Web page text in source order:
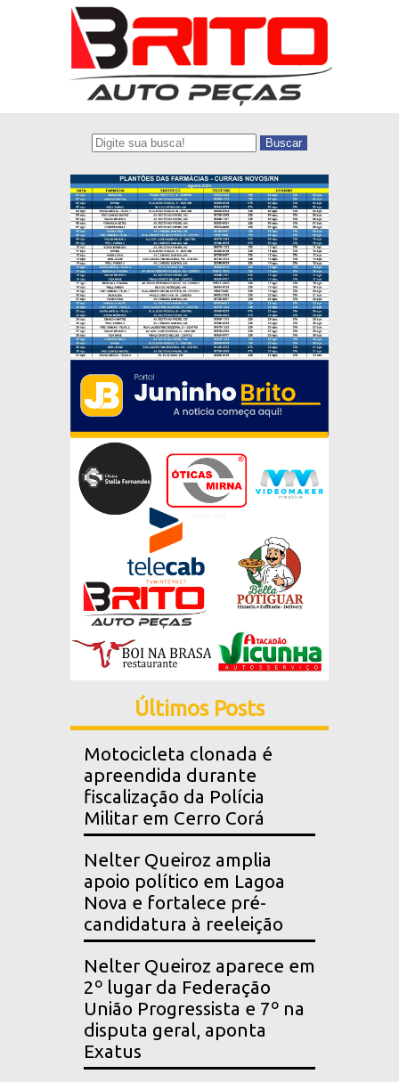
Buscar
Últimos Posts
Motocicleta clonada é
apreendida durante
fiscalização da Polícia
Militar em Cerro Corá
Nelter Queiroz amplia
apoio político em Lagoa
Nova e fortalece pré-
candidatura à reeleição
Nelter Queiroz aparece em
2º lugar da Federação
União Progressista e 7º na
disputa geral, aponta
Exatus